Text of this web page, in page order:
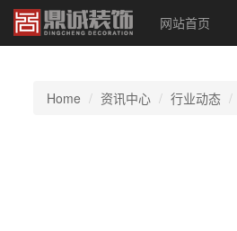
网站首页
Home 资讯中心 行业动态